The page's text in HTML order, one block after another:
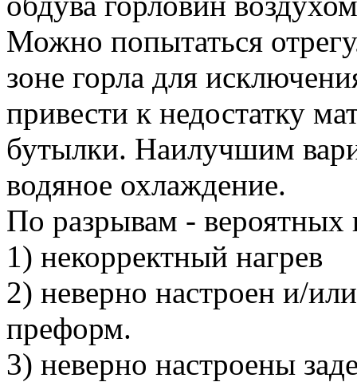
Можно попытаться
зоне горла для
привести к недостатку
бутылки. Наилучшим
водяное охлаждение.
По разрывам - вероятных
1) некорректный нагрев
2) неверно настроен и/
преформ.
3) неверно настроены